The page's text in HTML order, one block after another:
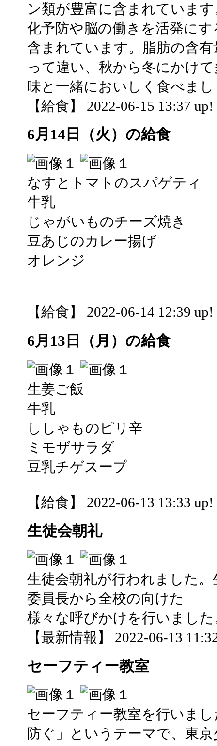
ン類が豊富に含まれていま
化予防や脳の働きを活発に
含まれています。脂肪の含
って違い、秋から冬にかけ
味と一緒においしく食べま
【給食】 2022-06-15 13:37 up!
6月14日（火）の給食
なすとトマトのスパゲティ
牛乳
じゃがいものチーズ焼き
豆あじのカレー揚げ
オレンジ
【給食】 2022-06-14 12:39 up!
6月13日（月）の給食
生姜ご飯
牛乳
ししゃものピリ辛
ミモザサラダ
豆乳チゲスープ
【給食】 2022-06-13 13:33 up!
生徒会朝礼
生徒会朝礼が行われました
委員長から全校の向けた
様々な呼びかけを行いました
【最新情報】 2022-06-13
セーフティー教室
セーフティー教室を行いま
防ぐ」というテーマで、東